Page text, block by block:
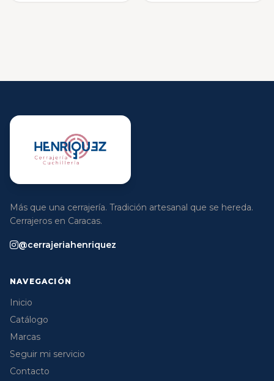
Más que una cerrajería. Tradición artesanal que se hereda.
Cerrajeros en Caracas.
@cerrajeriahenriquez
NAVEGACIÓN
Inicio
Catálogo
Marcas
Seguir mi servicio
Contacto